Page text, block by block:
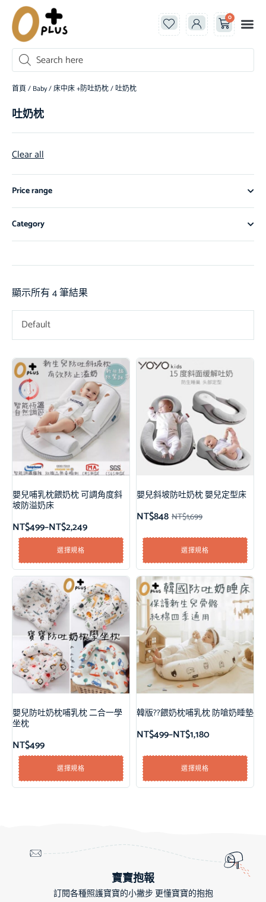
0
首頁/ Baby/床中床 +防吐奶枕/ 吐奶枕
吐奶枕
Clear all
Price range
Category
顯示所有 4 筆結果
Default
嬰兒哺乳枕餵奶枕 可調角度斜
坡防溢奶床
NT$499–NT$2,249
選擇規格
嬰兒斜坡防吐奶枕 嬰兒定型床
NT$1,699
NT$848
選擇規格
嬰兒防吐奶枕哺乳枕 二合一學
坐枕
NT$499
選擇規格
韓版??餵奶枕哺乳枕 防嗆奶睡墊
NT$499–NT$1,180
選擇規格
寶寶抱報
訂閱各種照護寶寶的小撇步 更懂寶寶的抱抱